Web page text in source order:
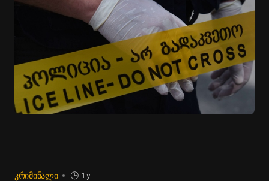
ᲙᲠᲘᲛᲘᲜᲐᲚᲘ 1 y